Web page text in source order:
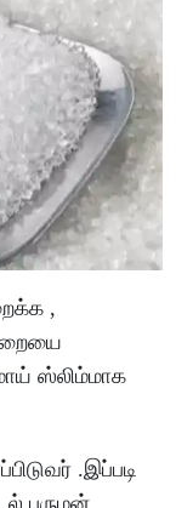
,
ஸ்லிம்மாக
.இப்படி
பருமன்